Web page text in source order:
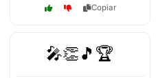
Copiar
🎤👏🎵🏆